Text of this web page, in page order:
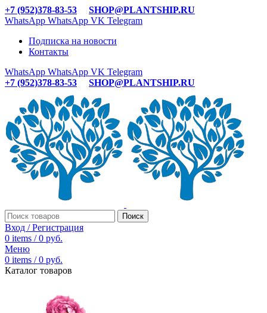
+7 (952)378-83-53
SHOP@PLANTSHIP.RU
WhatsApp WhatsApp VK Telegram
Подписка на новости
Контакты
WhatsApp WhatsApp VK Telegram
+7 (952)378-83-53
SHOP@PLANTSHIP.RU
Поиск
Вход / Регистрация
0 items / 0 руб.
Меню
0 items / 0 руб.
Каталог товаров